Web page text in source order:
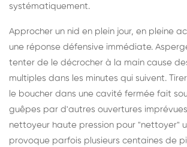
systématiquement.
Approcher un nid en plein jour, en pleine
une réponse défensive immédiate.
tenter de le décrocher à la main cause
multiples dans les minutes qui suivent.
le boucher dans une cavité fermée fait
guêpes par d'autres ouvertures
nettoyeur haute pression pour "nettoyer"
provoque parfois plusieurs centaines de